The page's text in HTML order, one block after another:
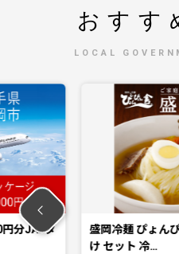
おすす
LOCAL
分JALダ
盛岡冷麺 ぴょん
け セット 冷…